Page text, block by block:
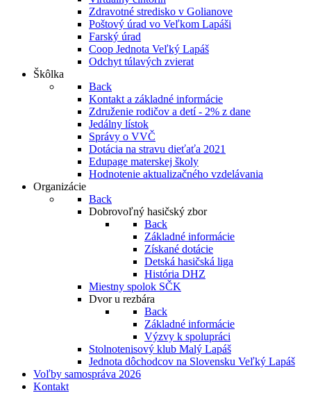
Zdravotné stredisko v Golianove
Poštový úrad vo Veľkom Lapáši
Farský úrad
Coop Jednota Veľký Lapáš
Odchyt túlavých zvierat
Škôlka
Back
Kontakt a základné informácie
Združenie rodičov a detí - 2% z dane
Jedálny lístok
Správy o VVČ
Dotácia na stravu dieťaťa 2021
Edupage materskej školy
Hodnotenie aktualizačného vzdelávania
Organizácie
Back
Dobrovoľný hasičský zbor
Back
Základné informácie
Získané dotácie
Detská hasičská liga
História DHZ
Miestny spolok SČK
Dvor u rezbára
Back
Základné informácie
Výzvy k spolupráci
Stolnotenisový klub Malý Lapáš
Jednota dôchodcov na Slovensku Veľký Lapáš
Voľby samospráva 2026
Kontakt